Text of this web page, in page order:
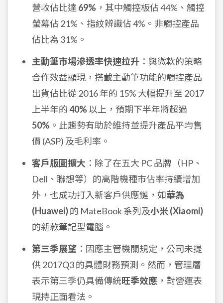
營收佔比達 69% ，其中觸控板佔 44%、觸控
螢幕佔 21%、指紋辨識佔 4%。非觸控產品
佔比為 31%。
主動筆市場滲透率快速拉升 ：與微軟的策略
合作效益顯現，搭載主動筆功能的觸控產品
出貨佔比從 2016 年的 15% 大幅提升至 2017
上半年的40%以上，預期下半年將超過
50% 。此趨勢有助於維持並提升產品平均售
價 (ASP) 及毛利率。
客戶版圖擴大 ：除了在五大 PC 品牌（HP、
Dell、聯想等）的高階機種市佔率持續增加
外，也成功打入新客戶供應鏈，如華為
(Huawei)的 MateBook 系列及小米 (Xiaomi)
的新款筆記型電腦。
第三季展望 ：因應主管機關規定，公司未提
供 2017Q3 的具體財務預測。然而，管理層
表示第三季仍具備傳統旺季效應 ，對營運表
現持正面看法。